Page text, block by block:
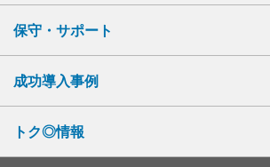
保守・サポート
成功導入事例
トク◎情報